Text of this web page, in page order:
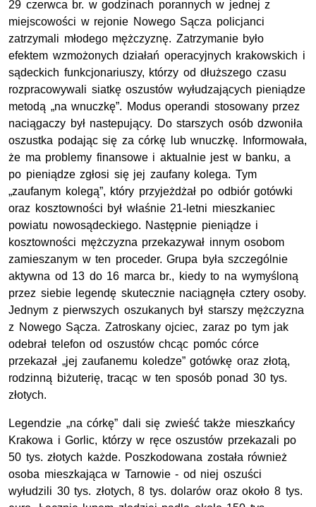
29 czerwca br. w godzinach porannych w jednej z
miejscowości w rejonie Nowego Sącza policjanci
zatrzymali młodego mężczyznę. Zatrzymanie było
efektem wzmożonych działań operacyjnych krakowskich i
sądeckich funkcjonariuszy, którzy od dłuższego czasu
rozpracowywali siatkę oszustów wyłudzających pieniądze
metodą „na wnuczkę”. Modus operandi stosowany przez
naciągaczy był nastepujący. Do starszych osób dzwoniła
oszustka podając się za córkę lub wnuczkę. Informowała,
że ma problemy finansowe i aktualnie jest w banku, a
po pieniądze zgłosi się jej zaufany kolega. Tym
„zaufanym kolegą”, który przyjeżdżał po odbiór gotówki
oraz kosztowności był właśnie 21-letni mieszkaniec
powiatu nowosądeckiego. Następnie pieniądze i
kosztowności mężczyzna przekazywał innym osobom
zamieszanym w ten proceder. Grupa była szczególnie
aktywna od 13 do 16 marca br., kiedy to na wymyśloną
przez siebie legendę skutecznie naciągnęła cztery osoby.
Jednym z pierwszych oszukanych był starszy mężczyzna
z Nowego Sącza. Zatroskany ojciec, zaraz po tym jak
odebrał telefon od oszustów chcąc pomóc córce
przekazał „jej zaufanemu koledze” gotówkę oraz złotą,
rodzinną biżuterię, tracąc w ten sposób ponad 30 tys.
złotych.
Legendzie „na córkę” dali się zwieść także mieszkańcy
Krakowa i Gorlic, którzy w ręce oszustów przekazali po
50 tys. złotych każde. Poszkodowana została również
osoba mieszkająca w Tarnowie - od niej oszuści
wyłudzili 30 tys. złotych, 8 tys. dolarów oraz około 8 tys.